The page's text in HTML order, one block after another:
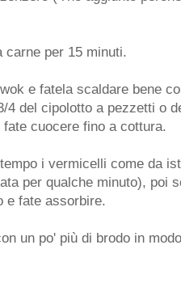
carne per 15 minuti.
e fatela scaldare bene
4 del cipolotto a pezzetti o
cuocere fino a cottura.
i vermicelli come da
per qualche minuto), poi
e fate assorbire.
un po' più di brodo in